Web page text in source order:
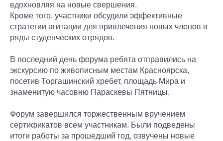
вдохновляя на новые свершения.
Кроме того, участники обсудили эффективные
стратегии агитации для привлечения новых членов в
ряды студенческих отрядов.
В последний день форума ребята отправились на
экскурсию по живописным местам Красноярска,
посетив Торгашинский хребет, площадь Мира и
знаменитую часовню Параскевы Пятницы.
Форум завершился торжественным вручением
сертификатов всем участникам. Были подведены
итоги работы за прошедший год, озвучены новые